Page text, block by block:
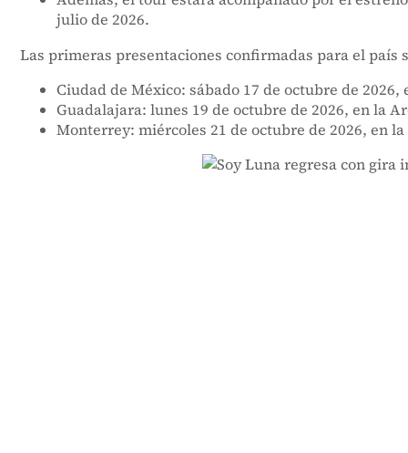
julio de 2026.
Las primeras presentaciones confirmadas para el país
Ciudad de México: sábado 17 de octubre de 2026,
Guadalajara: lunes 19 de octubre de 2026, en la
Monterrey: miércoles 21 de octubre de 2026, en